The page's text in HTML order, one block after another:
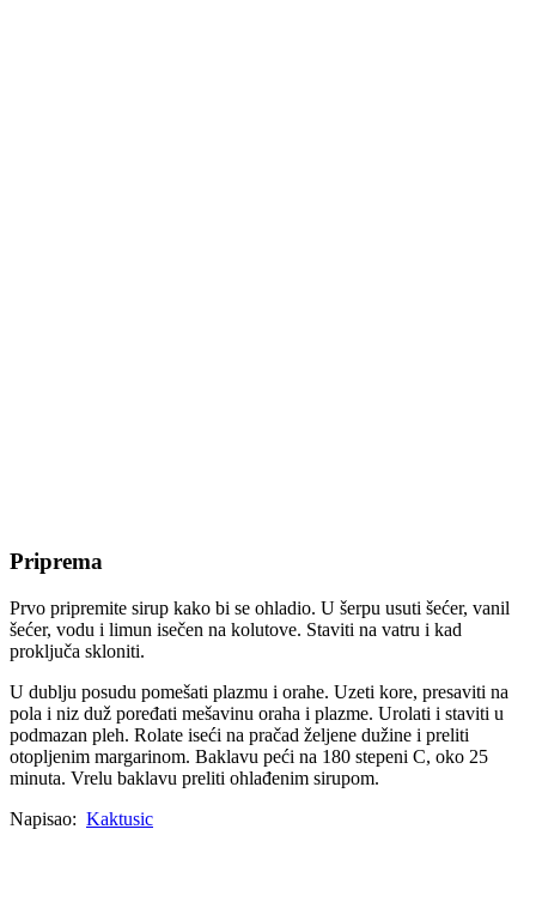
Priprema
Prvo pripremite sirup kako bi se ohladio. U šerpu usuti šećer, vanil
šećer, vodu i limun isečen na kolutove. Staviti na vatru i kad
proključa skloniti.
U dublju posudu pomešati plazmu i orahe. Uzeti kore, presaviti na
pola i niz duž poređati mešavinu oraha i plazme. Urolati i staviti u
podmazan pleh. Rolate iseći na pračad željene dužine i preliti
otopljenim margarinom. Baklavu peći na 180 stepeni C, oko 25
minuta. Vrelu baklavu preliti ohlađenim sirupom.
Napisao: Kaktusic